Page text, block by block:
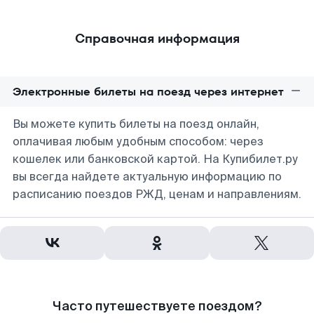
Справочная информация
Электронные билеты на поезд через интернет
Вы можете купить билеты на поезд онлайн,
оплачивая любым удобным способом: через
кошелек или банковской картой. На Купибилет.ру
вы всегда найдете актуальную информацию по
расписанию поездов РЖД, ценам и направлениям.
Часто путешествуете поездом?